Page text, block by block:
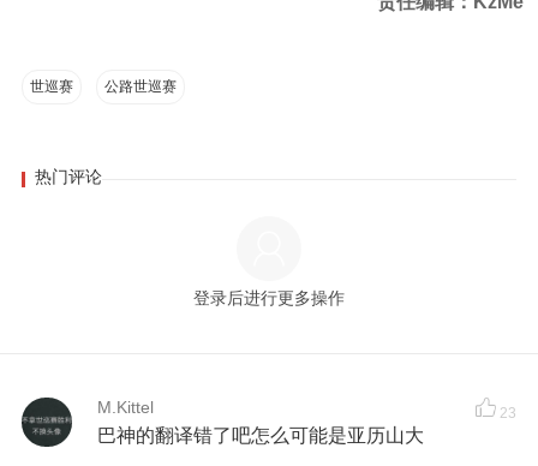
世巡赛 公路世巡赛
热门评论
登录后进行更多操作
M.Kittel 23
巴神的翻译错了吧怎么可能是亚历山大